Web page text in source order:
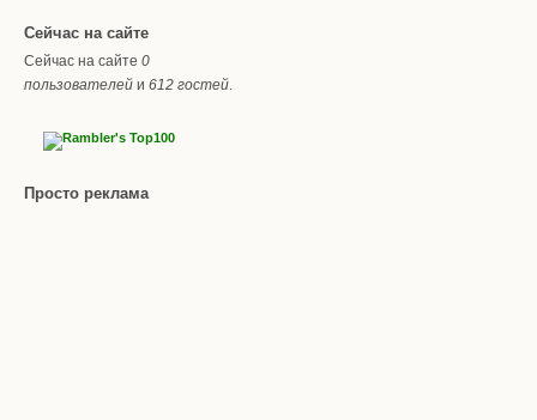
Сейчас на сайте
Сейчас на сайте 0
пользователей и 612 гостей.
Просто реклама